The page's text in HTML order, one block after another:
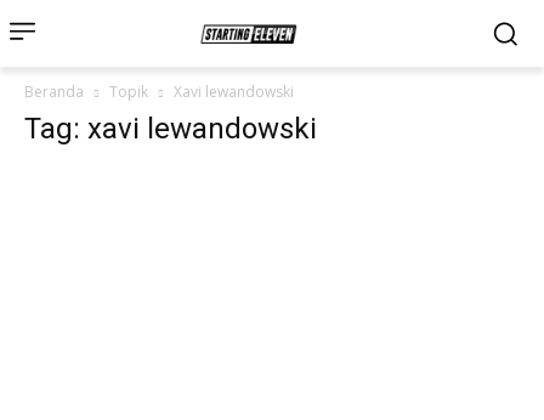
Beranda Topik Xavi lewandowski
Tag: xavi lewandowski